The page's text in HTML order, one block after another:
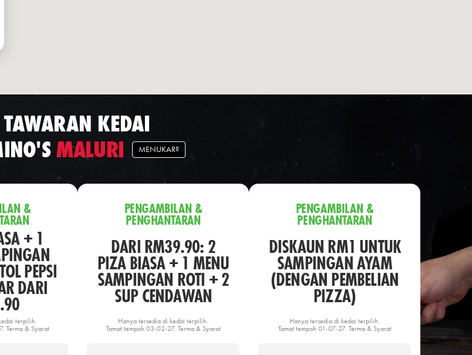
TAWARAN KEDAI
MALURI MENUKAR?
&
+ 1
PEPSI
DARI
terpilih.
Terma & Syarat
PENGAMBILAN &
PENGHANTARAN
DARI RM39.90: 2
PIZA BIASA + 1 MENU
SAMPINGAN ROTI + 2
SUP CENDAWAN
Hanya tersedia di kedai terpilih.
Tamat tempoh 03-02-27. Terma & Syarat
PENGAMBILAN &
PENGHANTARAN
DISKAUN RM1 UNTUK
SAMPINGAN AYAM
(DENGAN PEMBELIAN
PIZZA)
Hanya tersedia di kedai terpilih.
Tamat tempoh 01-07-27. Terma & Syarat